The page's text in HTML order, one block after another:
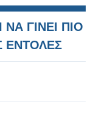
ΝΑ ΓΙΝΕΙ ΠΙΟ
ΕΝΤΟΛΕΣ